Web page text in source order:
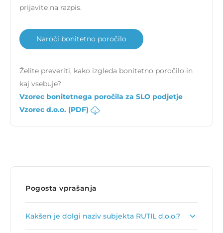
prijavite na razpis.
Naroči bonitetno poročilo
Želite preveriti, kako izgleda bonitetno poročilo in
kaj vsebuje?
Vzorec bonitetnega poročila za SLO podjetje
Vzorec d.o.o. (PDF)
Pogosta vprašanja
Kakšen je dolgi naziv subjekta RUTIL d.o.o.?